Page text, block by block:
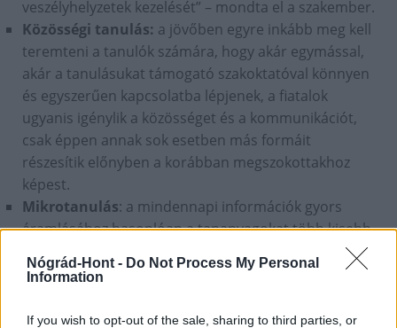
Nógrád-Hont - Do Not Process My Personal
Information
If you wish to opt-out of the sale, sharing to third parties, or
veszélyhelyzetek kezelését” – mondta el a szakember.
Közösségi tanulás: a jövőben egyre inkább meg kell
teremteni a tanulók számára, hogy akár egymással,
akár a tanulásukat támogató szakoktatóval könnyen
és egyszerűen kapcsolatba lépjenek, a fiatalok
ugyanis igénylik a közösséget és a kommunikációt,
csak éppen annak sok esetben más formáit
részesítik előnyben a korábban megszokottakhoz
képest.
Mikrotanulás: a mindennapi információk gyors
áramlásához hasonlóan a tananyagokat több kisebb,
gyorsan elsajátítható egységre feltördelve érdemes
„tálalni” a Z generáció számára, ugyanakkor fontos,
egésszé álljanak össze.